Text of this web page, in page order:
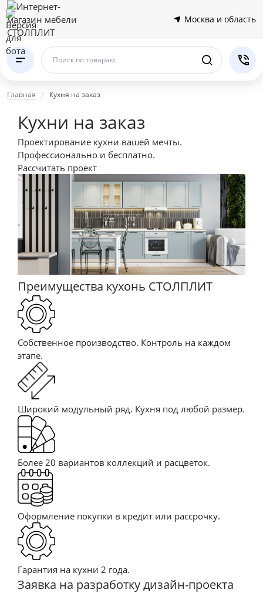
Москва и область
Поиск по товарам
Главная Кухня на заказ
Кухни на заказ
Проектирование кухни вашей мечты.
Профессионально и бесплатно.
Рассчитать проект
Преимущества кухонь СТОЛПЛИТ
Собственное производство. Контроль на каждом
этапе.
Широкий модульный ряд. Кухня под любой размер.
Более 20 вариантов коллекций и расцветок.
Оформление покупки в кредит или рассрочку.
Гарантия на кухни 2 года.
Заявка на разработку дизайн-проекта